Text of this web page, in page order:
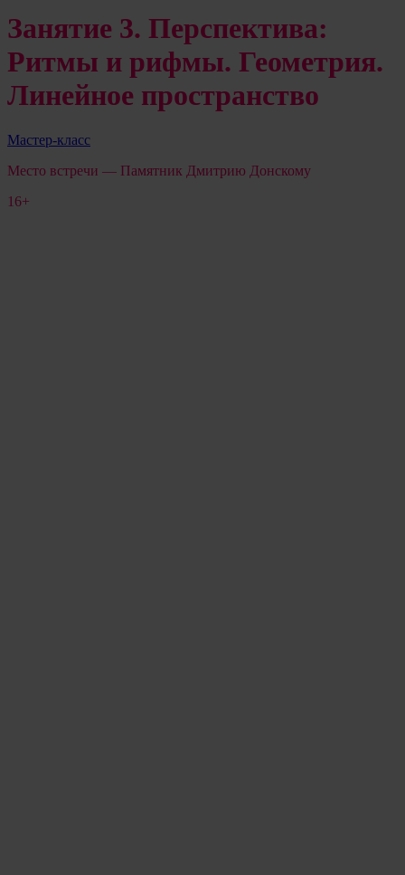
Занятие 3. Перспектива:
Ритмы и рифмы. Геометрия.
Линейное пространство
Мастер-класс
Место встречи — Памятник Дмитрию Донскому
16+